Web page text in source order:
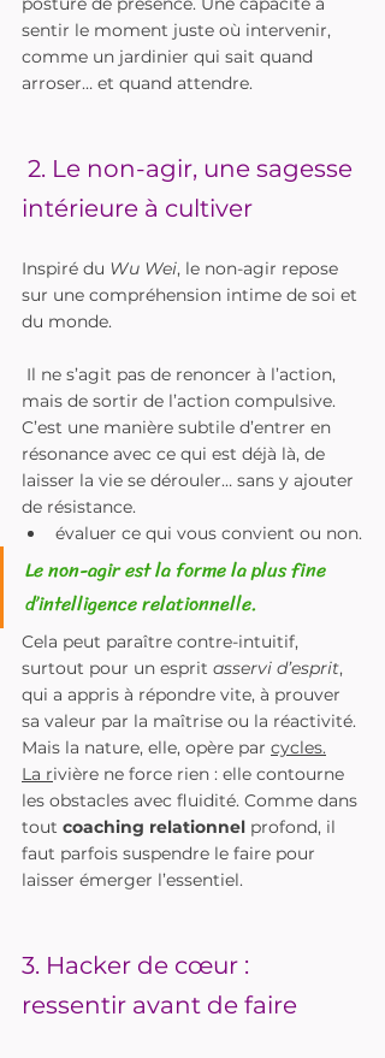
sentir le moment juste où intervenir,
comme un jardinier qui sait quand
arroser… et quand attendre.
2. Le non-agir, une sagesse
intérieure à cultiver
Inspiré du Wu Wei, le non-agir repose
sur une compréhension intime de soi et
du monde.
mais de sortir de l’action compulsive.
C’est une manière subtile d’entrer en
résonance avec ce qui est déjà là, de
laisser la vie se dérouler… sans y ajouter
de résistance.
évaluer ce qui vous convient ou non.
Le non-agir est la forme la plus fine
d’intelligence relationnelle.
Cela peut paraître contre-intuitif,
surtout pour un esprit asservi d’esprit,
qui a appris à répondre vite, à prouver
sa valeur par la maîtrise ou la réactivité.
Mais la nature, elle, opère par cycles.
La rivière ne force rien : elle contourne
les obstacles avec fluidité. Comme dans
tout coaching relationnel profond, il
faut parfois suspendre le faire pour
laisser émerger l’essentiel.
3. Hacker de cœur :
ressentir avant de faire